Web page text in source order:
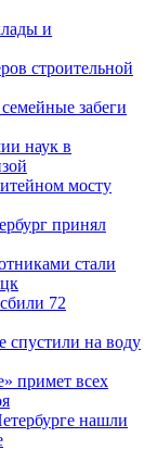
и
строительной
забеги
наук в
мосту
принял
стали
72
спустили на воду
примет всех
нашли